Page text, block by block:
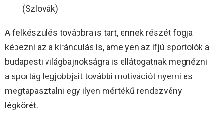
(Szlovák)
A felkészülés továbbra is tart, ennek részét fogja
képezni az a kirándulás is, amelyen az ifjú sportolók a
budapesti világbajnokságra is ellátogatnak megnézni
a sportág legjobbjait további motivációt nyerni és
megtapasztalni egy ilyen mértékű rendezvény
légkörét.